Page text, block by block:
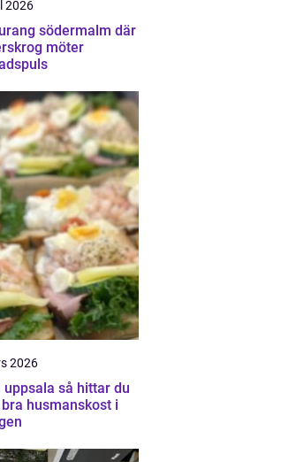
2026
södermalm där
möter
2026
så hittar du
husmanskost i